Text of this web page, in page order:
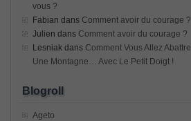
vous ?
Fabian dans Comment avoir du courage ?
Julien dans Comment avoir du courage ?
Lesniak dans Comment Vous Allez Abattre
Une Montagne… Avec Le Petit Doigt !
Blogroll
Ageto